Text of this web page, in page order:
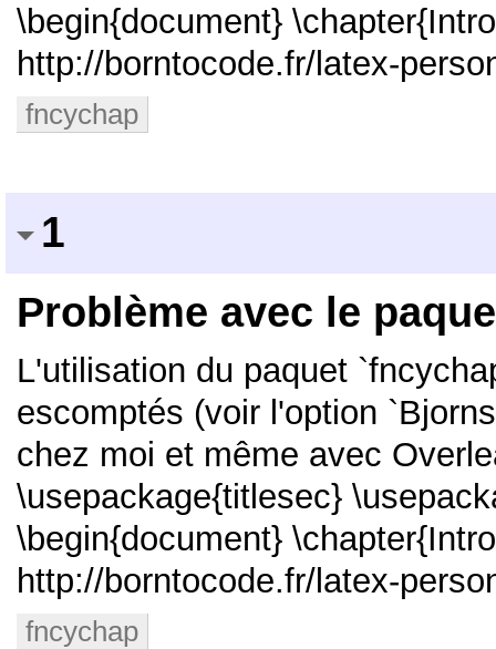
\begin{document}
http://borntocode.fr/latex-
fncychap
1
Problème avec le
L'utilisation du paquet
escomptés (voir l'option
chez moi et même avec
\usepackage{titlesec}
\begin{document}
http://borntocode.fr/latex-
fncychap